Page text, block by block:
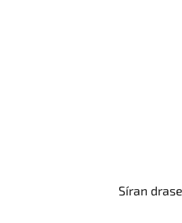
Síran